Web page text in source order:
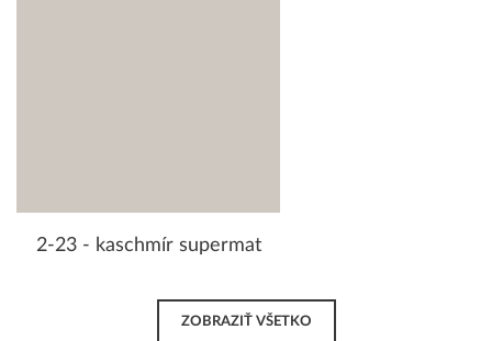
2-23 - kaschmír supermat
ZOBRAZIŤ VŠETKO